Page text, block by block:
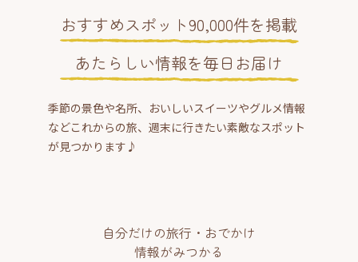
おすすめスポット90,000件を掲載
あたらしい情報を毎日お届け
季節の景色や名所、おいしいスイーツやグルメ情報
などこれからの旅、週末に行きたい素敵なスポット
が見つかります♪
自分だけの旅行・おでかけ
情報がみつかる